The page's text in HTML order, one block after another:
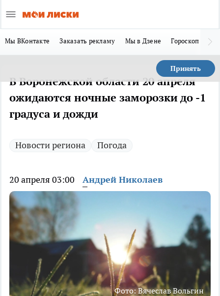
Мы ВКонтакте Заказать рекламу Мы в Дзене Гороскоп
Принять
В Воронежской области 20 апреля
ожидаются ночные заморозки до -1
градуса и дожди
Новости региона Погода
20 апреля 03:00 Андрей Николаев
Фото: Вячеслав Вольгин